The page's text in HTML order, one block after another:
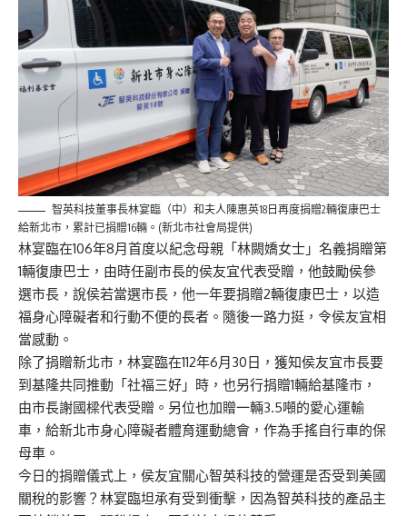
智英科技董事長林宴臨（中）和夫人陳惠英18日再度捐贈2輛復康巴士
給新北市，累計已捐贈16輛。(新北市社會局提供)
林宴臨在106年8月首度以紀念母親「林闕嬌女士」名義捐贈第
1輛復康巴士，由時任副市長的侯友宜代表受贈，他鼓勵侯參
選市長，說侯若當選市長，他一年要捐贈2輛復康巴士，以造
福身心障礙者和行動不便的長者。隨後一路力挺，令侯友宜相
當感動。
除了捐贈新北市，林宴臨在112年6月30日，獲知侯友宜市長要
到基隆共同推動「社福三好」時，也另行捐贈1輛給基隆市，
由市長謝國樑代表受贈。另位也加贈一輛3.5噸的愛心運輸
車，給新北市身心障礙者體育運動總會，作為手搖自行車的保
母車。
今日的捐贈儀式上，侯友宜關心智英科技的營運是否受到美國
關稅的影響？林宴臨坦承有受到衝擊，因為智英科技的產品主